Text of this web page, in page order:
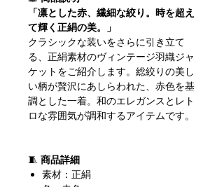
「凛とした赤、繊細な絞り。時を超え
て輝く正絹の美。」
クラシックな装いをさらに引き立て
る、正絹素材のヴィンテージ羽織ジャ
ケットをご紹介します。総絞りの美し
い柄が贅沢にあしらわれた、赤色を基
調とした一着。和のエレガンスとレト
ロな雰囲気が調和するアイテムです。
🧵 商品詳細
素材：正絹